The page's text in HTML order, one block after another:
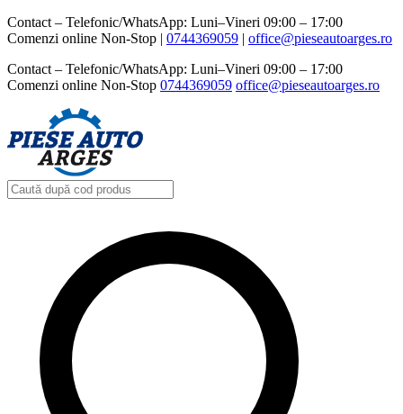
Contact – Telefonic/WhatsApp: Luni–Vineri 09:00 – 17:00
Comenzi online Non-Stop | 0744369059‬ | office@pieseautoarges.ro
Contact – Telefonic/WhatsApp: Luni–Vineri 09:00 – 17:00
Comenzi online Non-Stop 0744369059‬ office@pieseautoarges.ro